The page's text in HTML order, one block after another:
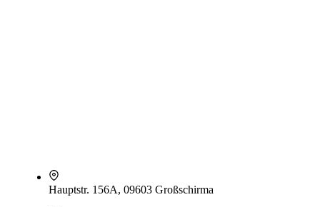
Hauptstr. 156A, 09603 Großschirma